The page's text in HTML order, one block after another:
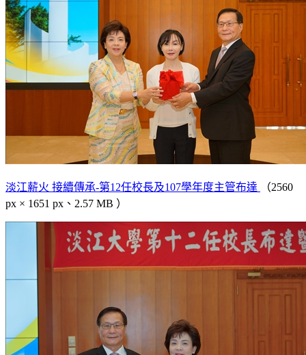
淡江薪火 接續傳承-第12任校長及107學年度主管布達
（2560
px × 1651 px、2.57 MB ）